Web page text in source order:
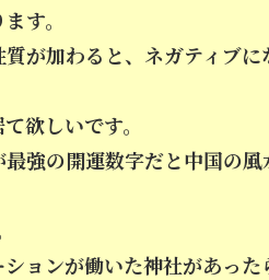
す。
が加わると、ネガティブ
欲しいです。
強の開運数字だと中国の風
ョンが働いた神社があっ